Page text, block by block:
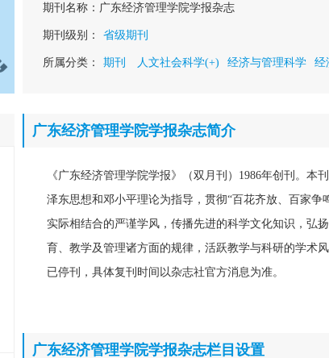
期刊名称： 广东经济管理学院学报杂志
期刊级别： 省级期刊
所属分类： 期刊 人文社会科学(+) 经济与管理科学 经
广东经济管理学院学报杂志简介
《广东经济管理学院学报》（双月刊）1986年创刊。
泽东思想和邓小平理论为指导，贯彻“百花齐放、百家
实际相结合的严谨学风，传播先进的科学文化知识，弘
育、教学及管理诸方面的规律，活跃教学与科研的学术
已停刊，具体复刊时间以杂志社官方消息为准。
广东经济管理学院学报杂志栏目设置